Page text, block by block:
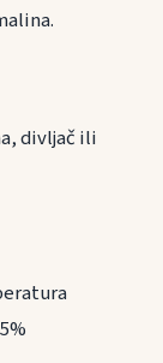
divljač ili